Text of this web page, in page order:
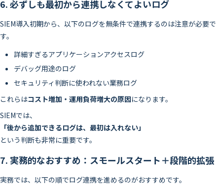
6. 必ずしも最初から連携しなくてよいログ
SIEM導入初期から、以下のログを無条件で連携するのは注意が必要で
す。
詳細すぎるアプリケーションアクセスログ
デバッグ用途のログ
セキュリティ判断に使われない業務ログ
これらはコスト増加・運用負荷増大の原因になります。
SIEMでは、
「後から追加できるログは、最初は入れない」
という判断も非常に重要です。
7. 実務的なおすすめ：スモールスタート＋段階的拡張
実務では、以下の順でログ連携を進めるのがおすすめです。